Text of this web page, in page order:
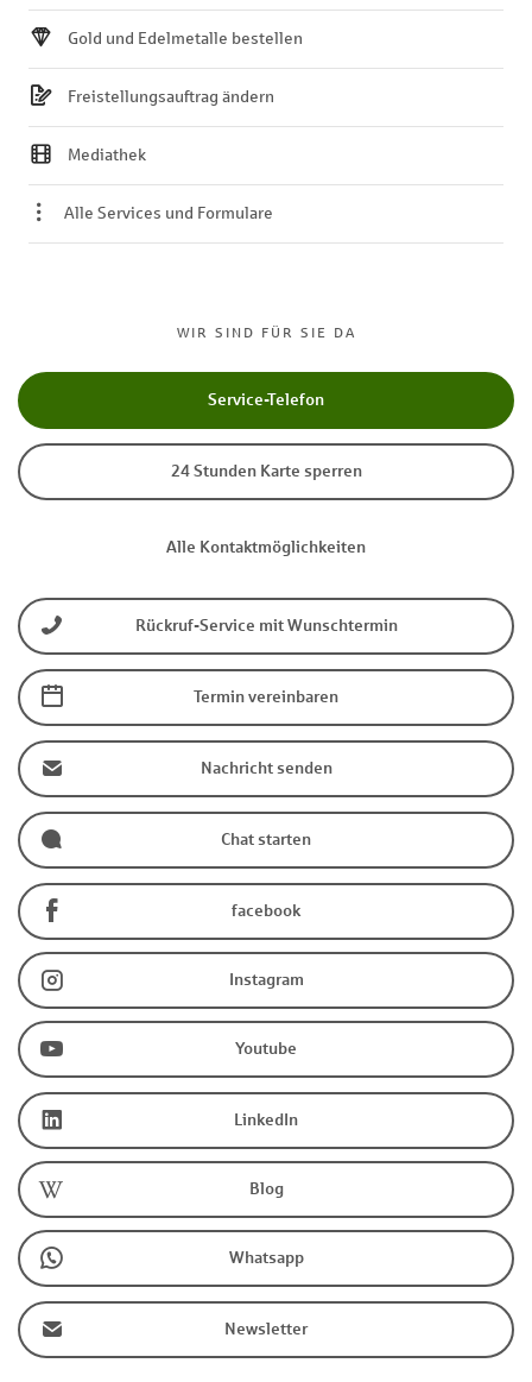
WIR SIND FÜR SIE DA
Service-Telefon
24 Stunden Karte sperren
Alle Kontaktmöglichkeiten
Rückruf-Service mit Wunschtermin
Termin vereinbaren
Nachricht senden
Chat starten
facebook
Instagram
Youtube
LinkedIn
Blog
Whatsapp
Newsletter
Gold und Edelmetalle bestellen
Freistellungsauftrag ändern
Mediathek
Alle Services und Formulare